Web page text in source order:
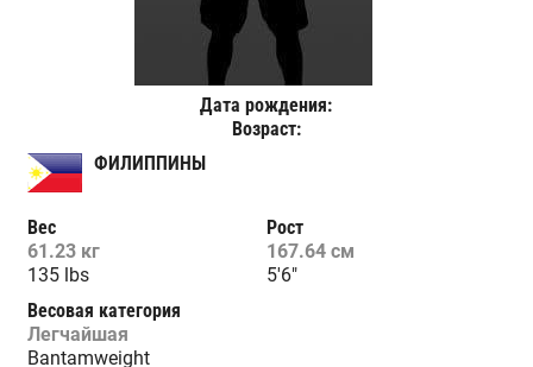
Дата рождения:
Возраст:
ФИЛИППИНЫ
Вес
61.23 кг
135 lbs
Рост
167.64 см
5'6"
Весовая категория
Легчайшая
Bantamweight